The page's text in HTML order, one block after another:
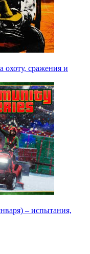
охоту, сражения и
– испытания,